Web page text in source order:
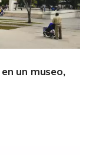
un museo,